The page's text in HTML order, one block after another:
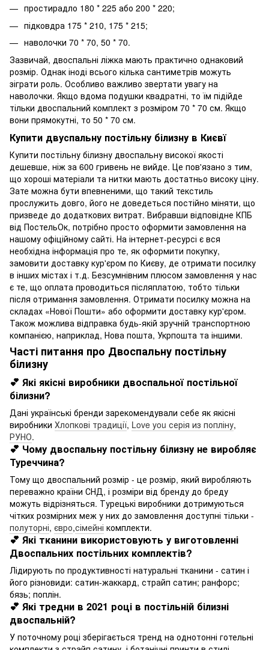
простирадло 180 * 225 або 200 * 220;
підковдра 175 * 210, 175 * 215;
наволочки 70 * 70, 50 * 70.
Зазвичай, двоспальні ліжка мають практично однаковий
розмір. Однак іноді всього кілька сантиметрів можуть
зіграти роль. Особливо важливо звертати увагу на
наволочки. Якщо вдома подушки квадратні, то їм підійде
тільки двоспальний комплект з розміром 70 * 70 см. Якщо
вони прямокутні, то 50 * 70 см.
Купити двуспальну постільну білизну в Києвї
Купити постільну білизну двоспальну високої якості
дешевше, ніж за 600 гривень не вийде. Це пов'язано з тим,
що хороші матеріали та нитки мають достатньо високу ціну.
Зате можна бути впевненими, що такий текстиль
прослужить довго, його не доведеться постійно міняти, що
призведе до додаткових витрат. Вибравши відповідне КПБ
від ПостельОк, потрібно просто оформити замовлення на
нашому офіційному сайті. На інтернет-ресурсі є вся
необхідна інформація про те, як оформити покупку,
замовити доставку кур'єром по Києву, де отримати посилку
в інших містах і т.д. Безсумнівним плюсом замовлення у нас
є те, що оплата проводиться післяплатою, тобто тільки
після отримання замовлення. Отримати посилку можна на
складах «Нової Пошти» або оформити доставку кур'єром.
Також можлива відправка будь-якій зручній транспортною
компанією, наприклад, Нова пошта, Укрпошта та іншими.
Часті питання про Двоспальну постільну
білизну
💕 Які якісні виробники двоспальної постільної
білизни?
Дані українські бренди зарекомендували себе як якісні
виробники Хлопкові традиції, Love you серія из попліну,
РУНО.
💕 Чому двоспальну постільну білизну не виробляє
Туреччина?
Тому що двоспальний розмір - це розмір, який виробляють
переважно країни СНД, і розміри від бренду до бреду
можуть відрізняться. Турецькі виробники дотримуються
чітких розмірних меж у них до замовлення доступні тільки -
полуторні, євро,сімейні комплекти.
💕 Які тканини використовують у виготовленні
Двоспальних постільних комплектів?
Лідирують по продуктивності натуральні тканини - сатин і
його різновиди: сатин-жаккард, страйп сатин; ранфорс;
бязь; поплін.
💕 Які тредни в 2021 році в постільній білизні
двоспальній?
У поточному році зберігається тренд на однотонні готельні